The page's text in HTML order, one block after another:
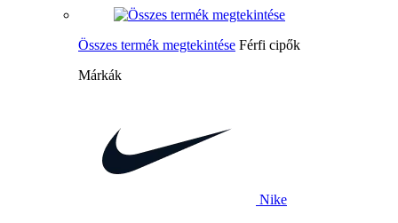
Összes termék megtekintése Férfi cipők
Márkák
Nike